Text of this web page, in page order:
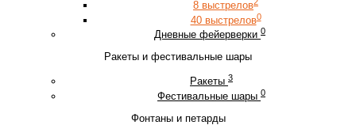
8 выстрелов
40 выстрелов0
Дневные фейерверки 0
Ракеты и фестивальные шары
Ракеты 3
Фестивальные шары 0
Фонтаны и петарды